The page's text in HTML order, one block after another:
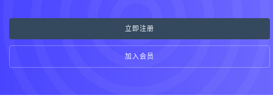
立即注册
加入会员